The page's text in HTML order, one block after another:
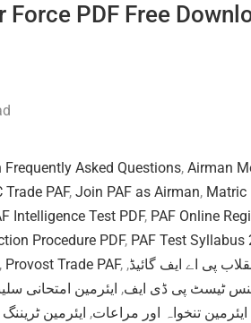
PDF Free
Frequently Asked Questions, Airman
Trade PAF, Join PAF as Airman, Matric
Intelligence Test PDF, PAF Online
Procedure PDF, PAF Test Syllabus
, Provost Trade PAF, پی اے ایف گائیڈ,
ٹیسٹ پی ڈی ایف, ایئرمین امتحانی
ایئرمین تنخواہ اور مراعات, ایئرمین